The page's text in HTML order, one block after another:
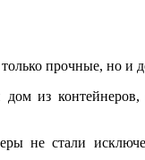
прочные, но и
из
не стали